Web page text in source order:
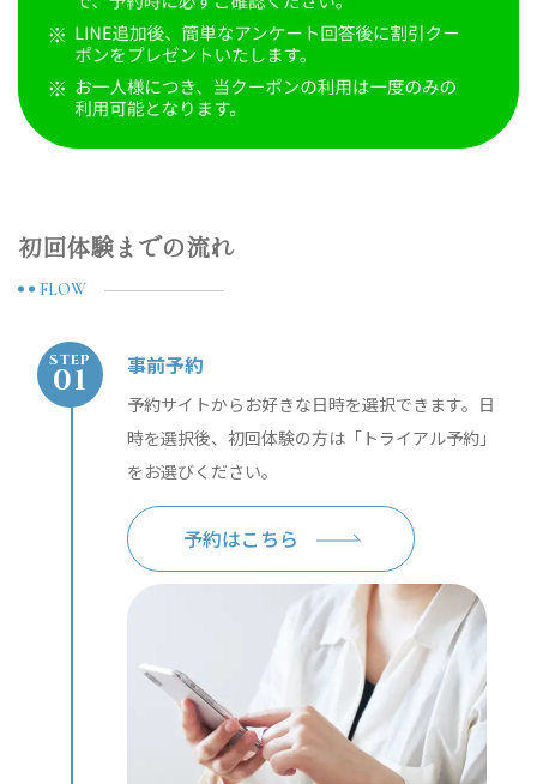
初回体験までの流れ
FLOW
STEP 事前予約
予約サイトからお好きな日時を選択できます。日
時を選択後、初回体験の方は「トライアル予約」
をお選びください。
予約はこちら